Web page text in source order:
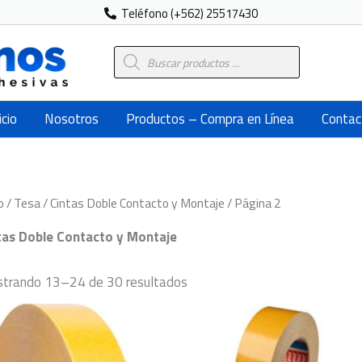
Teléfono (+562) 25517430
Búsqueda
de
Nosotros Productos – Compra en Línea
/Tesa/Cintas Doble Contacto y Montaje/ Página 2
Doble Contacto y Montaje
13–24 de 30 resultados